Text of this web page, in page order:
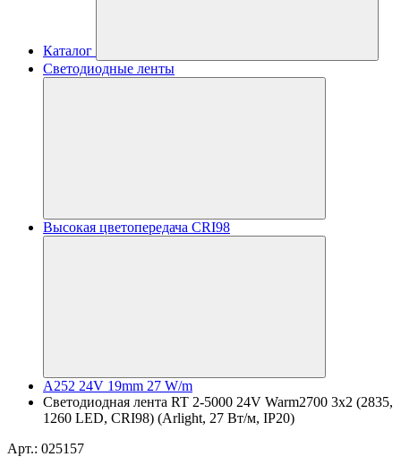
Каталог
Светодиодные ленты
Высокая цветопередача CRI98
A252 24V 19mm 27 W/m
Светодиодная лента RT 2-5000 24V Warm2700 3x2 (2835,
1260 LED, CRI98) (Arlight, 27 Вт/м, IP20)
Арт.: 025157